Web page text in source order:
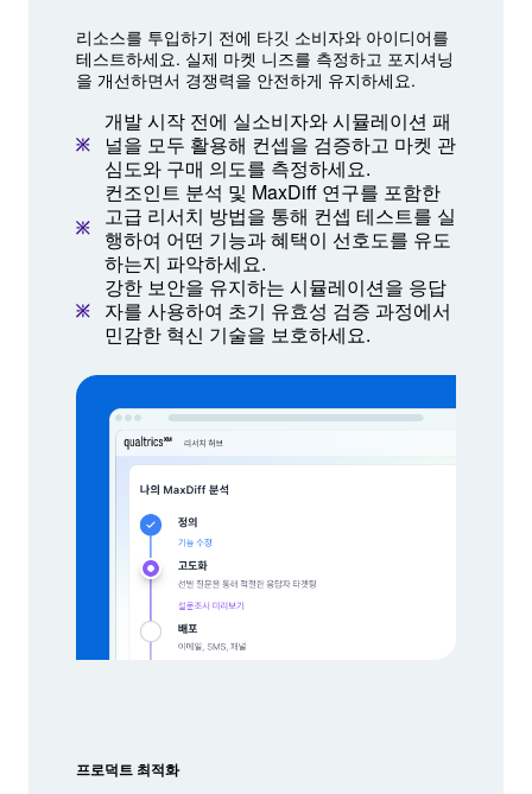
리소스를 투입하기 전에 타깃 소비자와 아이디어를
테스트하세요. 실제 마켓 니즈를 측정하고 포지셔닝
을 개선하면서 경쟁력을 안전하게 유지하세요.
개발 시작 전에 실소비자와 시뮬레이션 패
널을 모두 활용해 컨셉을 검증하고 마켓 관
심도와 구매 의도를 측정하세요.
컨조인트 분석 및 MaxDiff 연구를 포함한
고급 리서치 방법을 통해 컨셉 테스트를 실
행하여 어떤 기능과 혜택이 선호도를 유도
하는지 파악하세요.
강한 보안을 유지하는 시뮬레이션을 응답
자를 사용하여 초기 유효성 검증 과정에서
민감한 혁신 기술을 보호하세요.
프로덕트 최적화